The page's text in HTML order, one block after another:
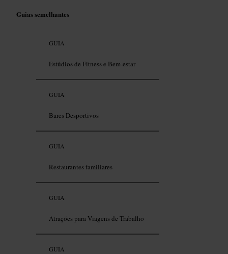
Guias semelhantes
GUIA
Estúdios de Fitness e Bem-estar
GUIA
Bares Desportivos
GUIA
Restaurantes familiares
GUIA
Atrações para Viagens de Trabalho
GUIA